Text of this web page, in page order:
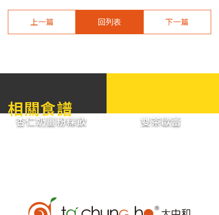
上一篇 回列表 下一篇
相關食譜
杏仁奶薑粉粿飲 雙茶歐蕾